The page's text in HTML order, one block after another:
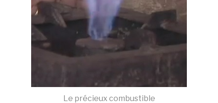
Le précieux combustible